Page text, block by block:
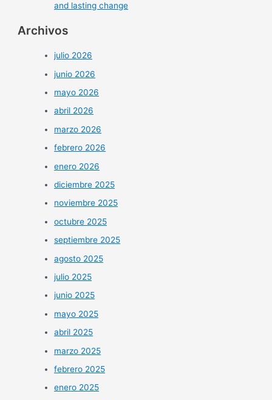
and lasting change
Archivos
julio 2026
junio 2026
mayo 2026
abril 2026
marzo 2026
febrero 2026
enero 2026
diciembre 2025
noviembre 2025
octubre 2025
septiembre 2025
agosto 2025
julio 2025
junio 2025
mayo 2025
abril 2025
marzo 2025
febrero 2025
enero 2025